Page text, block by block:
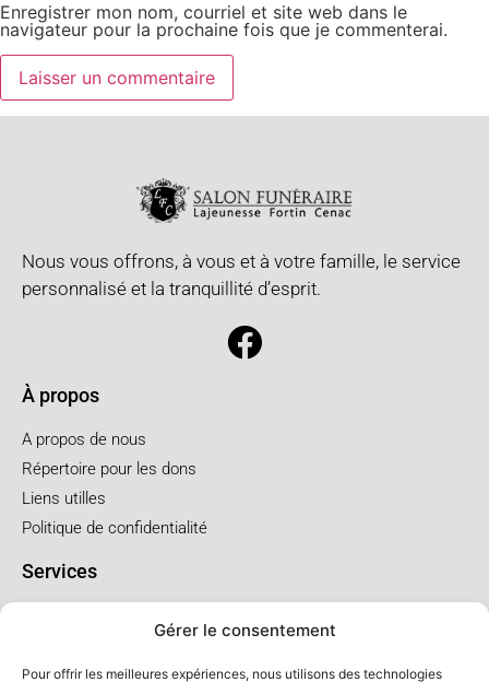
Gérer le consentement
Pour offrir les meilleures expériences, nous utilisons des technologies
Enregistrer mon nom, courriel et site web dans le
navigateur pour la prochaine fois que je commenterai.
Nous vous offrons, à vous et à votre famille, le service
personnalisé et la tranquillité d’esprit.
À propos
A propos de nous
Répertoire pour les dons
Liens utilles
Politique de confidentialité
Services
Funérailles au salon